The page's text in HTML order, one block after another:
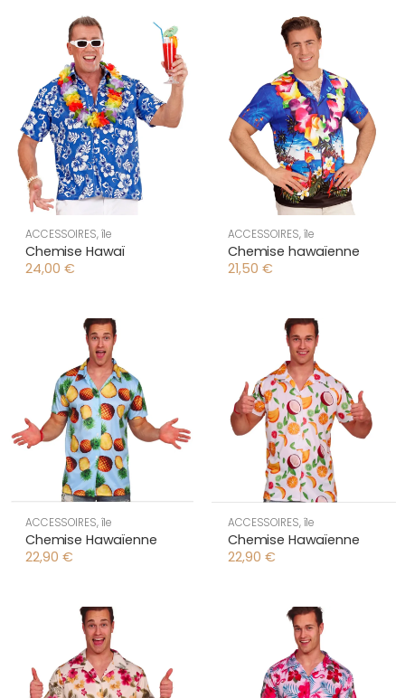
ACCESSOIRES,île
Chemise Hawaï
24,00 €
ACCESSOIRES,île
Chemise hawaïenne
21,50 €
ACCESSOIRES,île
Chemise Hawaïenne
22,90 €
ACCESSOIRES,île
Chemise Hawaïenne
22,90 €